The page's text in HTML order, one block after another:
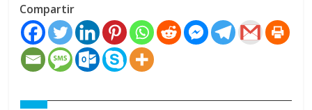
Compartir